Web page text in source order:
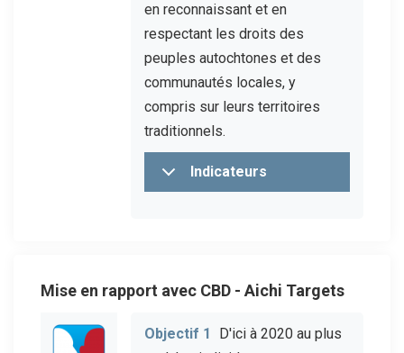
en reconnaissant et en
respectant les droits des
peuples autochtones et des
communautés locales, y
compris sur leurs territoires
traditionnels.
Indicateurs
Mise en rapport avec CBD - Aichi Targets
Objectif 1
D'ici à 2020 au plus